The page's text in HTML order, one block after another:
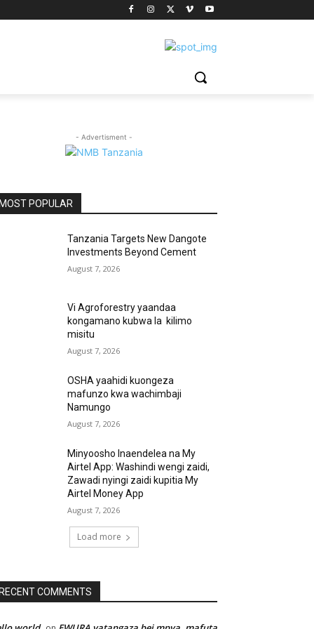
- Advertisment -
MOST POPULAR
Tanzania Targets New Dangote
Investments Beyond Cement
August 7, 2026
Vi Agroforestry yaandaa
kongamano kubwa la kilimo
misitu
August 7, 2026
OSHA yaahidi kuongeza
mafunzo kwa wachimbaji
Namungo
August 7, 2026
Minyoosho Inaendelea na My
Airtel App: Washindi wengi zaidi,
Zawadi nyingi zaidi kupitia My
Airtel Money App
August 7, 2026
Load more
RECENT COMMENTS